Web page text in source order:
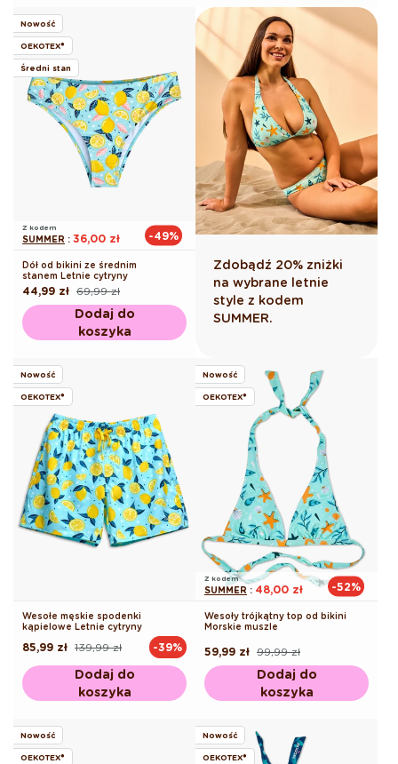
Nowość
OEKOTEX®
Średni stan
Z kodem
SUMMER : 36,00 zł -49%
Dół od bikini ze średnim
stanem Letnie cytryny
Cena
regularna
69,99 zł
Cena
promocyjna
44,99 zł
Dodaj do
koszyka
Zdobądź 20% zniżki
na wybrane letnie
style z kodem
SUMMER.
Nowość
OEKOTEX®
Wesołe męskie spodenki
kąpielowe Letnie cytryny
Cena
139,99 zł
Cena
85,99 zł -39%
Dodaj do
koszyka
Nowość
OEKOTEX®
Z kodem
SUMMER : 48,00 zł -52%
Wesoły trójkątny top od bikini
Morskie muszle
Cena
regularna
99,99 zł
Cena
promocyjna
59,99 zł
Dodaj do
koszyka
Nowość
OEKOTEX®
Nowość
OEKOTEX®